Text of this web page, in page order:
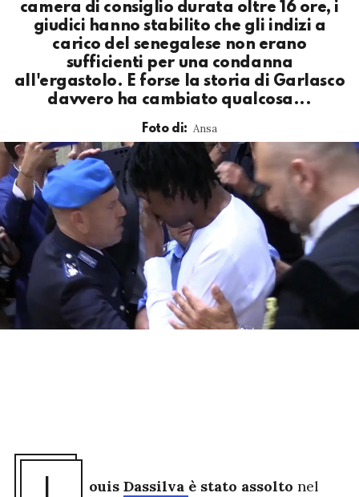
camera di consiglio durata oltre 16 ore, i
giudici hanno stabilito che gli indizi a
carico del senegalese non erano
sufficienti per una condanna
all'ergastolo. E forse la storia di Garlasco
davvero ha cambiato qualcosa...
Foto di: Ansa
ouis Dassilva è stato assolto nel